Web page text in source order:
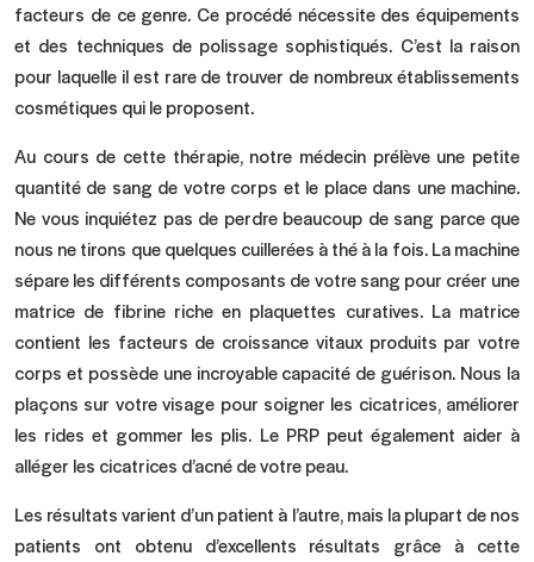
facteurs de ce genre. Ce procédé nécessite des équipements
et des techniques de polissage sophistiqués. C’est la raison
pour laquelle il est rare de trouver de nombreux établissements
cosmétiques qui le proposent.
Au cours de cette thérapie, notre médecin prélève une petite
quantité de sang de votre corps et le place dans une machine.
Ne vous inquiétez pas de perdre beaucoup de sang parce que
nous ne tirons que quelques cuillerées à thé à la fois. La machine
sépare les différents composants de votre sang pour créer une
matrice de fibrine riche en plaquettes curatives. La matrice
contient les facteurs de croissance vitaux produits par votre
corps et possède une incroyable capacité de guérison. Nous la
plaçons sur votre visage pour soigner les cicatrices, améliorer
les rides et gommer les plis. Le PRP peut également aider à
alléger les cicatrices d’acné de votre peau.
Les résultats varient d’un patient à l’autre, mais la plupart de nos
patients ont obtenu d’excellents résultats grâce à cette